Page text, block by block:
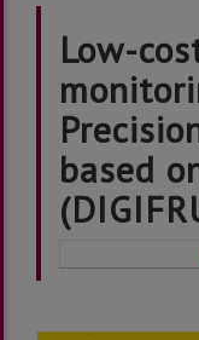
Low-
based